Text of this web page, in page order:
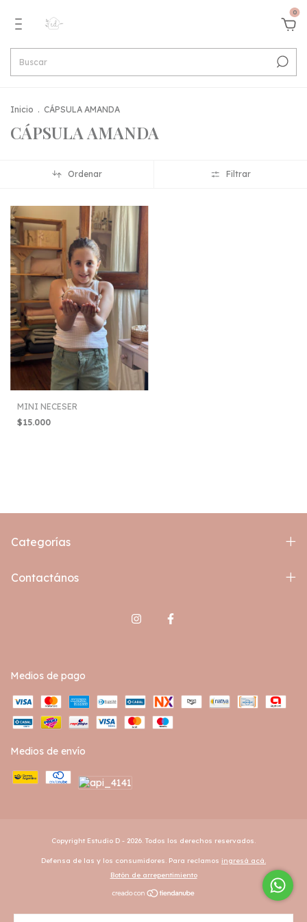
0
Inicio . CÁPSULA AMANDA
CÁPSULA AMANDA
Ordenar Filtrar
MINI NECESER
$15.000
Categorías
Contactános
Medios de pago
Medios de envío
Copyright Estudio D - 2026. Todos los derechos reservados.
Defensa de las y los consumidores. Para reclamos ingresá acá.
Botón de arrepentimiento